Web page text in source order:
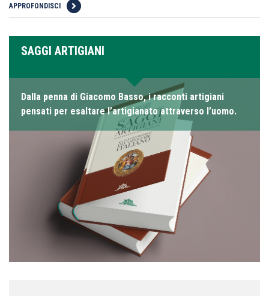
APPROFONDISCI
SAGGI ARTIGIANI
Dalla penna di Giacomo Basso, i racconti artigiani
pensati per esaltare l’artigianato attraverso l’uomo.